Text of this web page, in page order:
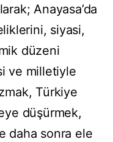
Anayasa’da
siyasi,
düzeni
ve milletiyle
Türkiye
düşürmek,
daha sonra ele